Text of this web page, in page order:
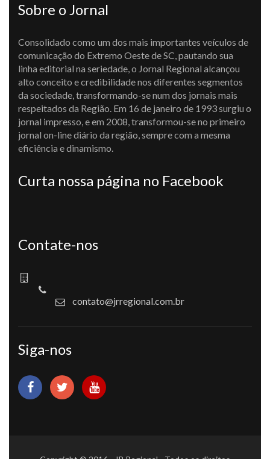
Sobre o Jornal
Consolidado como um dos mais importantes veículos de
comunicação do Extremo Oeste de SC, pautando sua
linha editorial na seriedade, o Jornal Regional alcançou
alto conceito e credibilidade nos diferentes segmentos
da sociedade, transformando-se num dos jornais mais
respeitados da Região. Em 16 de janeiro de 1993 surgiu o
jornal impresso, e em 2008, transformou-se no primeiro
jornal on-line diário da região, sempre com a mesma
eficiência e dinamismo.
Curta nossa página no Facebook
Contate-nos
contato@jrregional.com.br
Siga-nos